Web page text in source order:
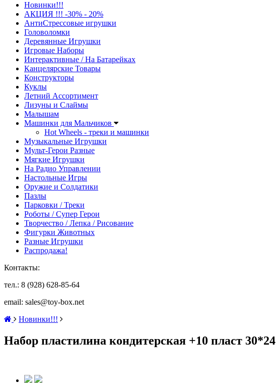
Новинки!!!
АКЦИЯ !!! -30% - 20%
АнтиСтрессовые игрушки
Головоломки
Деревянные Игрушки
Игровые Наборы
Интерактивные / На Батарейках
Канцелярские Товары
Конструкторы
Куклы
Летний Ассортимент
Лизуны и Слаймы
Малышам
Машинки для Мальчиков
Hot Wheels - треки и машинки
Музыкальные Игрушки
Мульт-Герои Разные
Мягкие Игрушки
На Радио Управлении
Настольные Игры
Оружие и Солдатики
Пазлы
Парковки / Треки
Роботы / Супер Герои
Творчество / Лепка / Рисование
Фигурки Животных
Разные Игрушки
Распродажа!
Контакты:
тел.: 8 (928) 628-85-64
email: sales@toy-box.net
Новинки!!!
Набор пластилина кондитерская +10 пласт 30*24